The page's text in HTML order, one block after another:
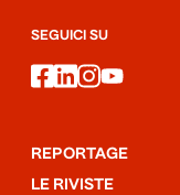
SEGUICI SU
facebook
linkedin
instagram
youtube
REPORTAGE
LE RIVISTE